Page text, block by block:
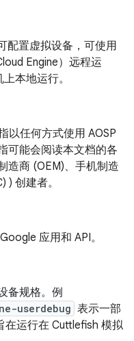
配置虚拟设备，可使用
Engine）远程运
本地运行。
以任何方式使用 AOSP
可能会阅读本文档的各
造商 (OEM)、手机制造
) 创建者。
应用和 API。
备规格。例
userdebug 表示一部
在运行在 Cuttlefish 模拟